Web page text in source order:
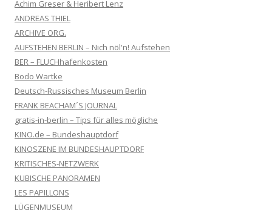
Achim Greser & Heribert Lenz
ANDREAS THIEL
ARCHIVE ORG.
AUFSTEHEN BERLIN – Nich nöl'n! Aufstehen
BER – FLUCHhafenkosten
Bodo Wartke
Deutsch-Russisches Museum Berlin
FRANK BEACHAM´S JOURNAL
gratis-in-berlin – Tips für alles mögliche
KINO.de – Bundeshauptdorf
KINOSZENE IM BUNDESHAUPTDORF
KRITISCHES-NETZWERK
KUBISCHE PANORAMEN
LES PAPILLONS
LÜGENMUSEUM